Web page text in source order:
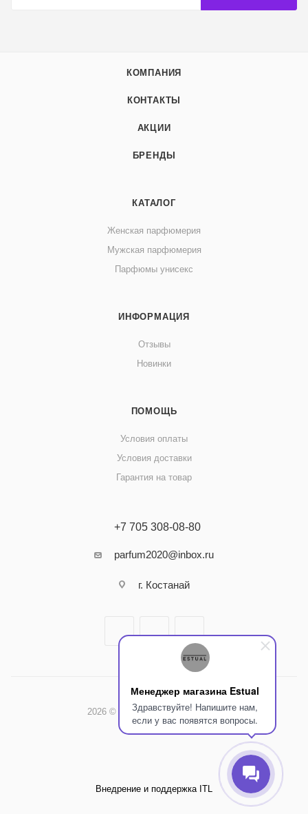
Менеджер магазина Estual
Здравствуйте! Напишите нам,
если у вас появятся вопросы.
КОМПАНИЯ
КОНТАКТЫ
АКЦИИ
БРЕНДЫ
КАТАЛОГ
Женская парфюмерия
Мужская парфюмерия
Парфюмы унисекс
ИНФОРМАЦИЯ
Отзывы
Новинки
ПОМОЩЬ
Условия оплаты
Условия доставки
Гарантия на товар
+7 705 308-08-80
parfum2020@inbox.ru
г. Костанай
2026 © Интернет-магазин Estual
Внедрение и поддержка ITL